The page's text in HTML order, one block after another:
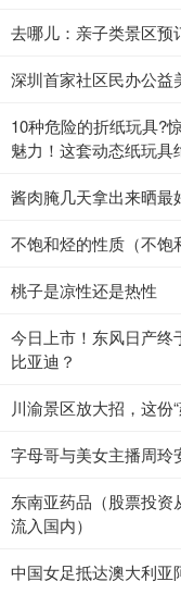
去哪儿：亲子类景区预
深圳首家社区民办公益
10种危险的折纸玩具?
魅力！这套动态纸玩具
酱肉腌几天拿出来晒最
不饱和烃的性质（不饱
桃子是凉性还是热性
今日上市！东风日产终
比亚迪？
川渝景区放大招，这
字母哥与美女主播周玲
东南亚药品（股票投
流入国内）
中国女足抵达澳大利亚